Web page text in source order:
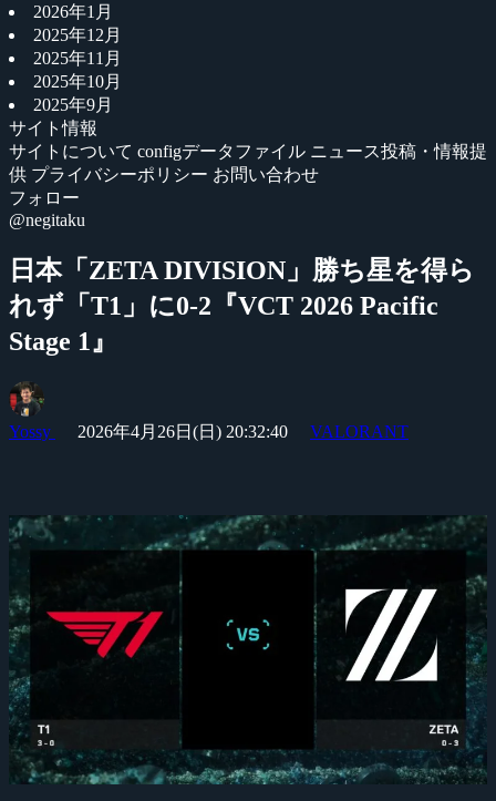
2026年1月
2025年12月
2025年11月
2025年10月
2025年9月
サイト情報
サイトについて configデータファイル ニュース投稿・情報提
供 プライバシーポリシー お問い合わせ
フォロー
@negitaku
日本「ZETA DIVISION」勝ち星を得ら
れず「T1」に0-2『VCT 2026 Pacific
Stage 1』
Yossy 2026年4月26日(日) 20:32:40 VALORANT